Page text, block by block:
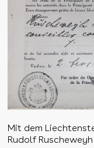
Mit dem
Rudolf